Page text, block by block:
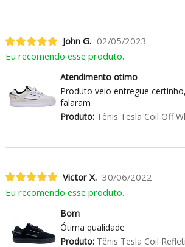
John G. 02/05/2023
Eu recomendo esse produto.
Atendimento otimo
Produto veio entregue
falaram
Produto:Tênis Tesla Coil Off
Victor X. 30/06/2022
Eu recomendo esse produto.
Bom
Ótima qualidade
Produto:Tênis Tesla Coil